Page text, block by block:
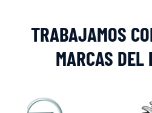
TRABAJAMOS
MARCAS DEL